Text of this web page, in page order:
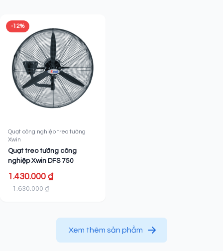
-12%
Quạt công nghiệp treo tường
Xwin
Quạt treo tường công
nghiệp Xwin DFS 750
1.430.000 ₫
1.630.000 ₫
Xem thêm sản phẩm